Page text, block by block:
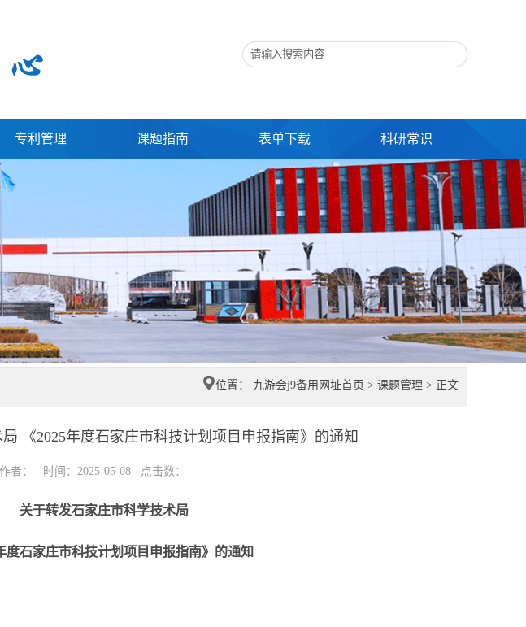
专利管理 课题指南 表单下载 科研常识
位置： 九游会j9备用网址首页 > 课题管理 > 正文
《2025年度石家庄市科技计划项目申报指南》的通知
作者： 时间：2025-05-08 点击数：
关于转发石家庄市科学技术局
度石家庄市科技计划项目申报指南》的通知